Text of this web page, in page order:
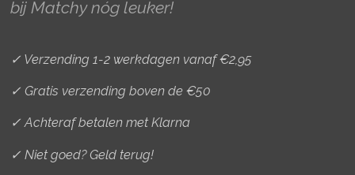
bij Matchy nóg leuker!
✓ Verzending 1-2 werkdagen vanaf €2,95
✓ Gratis verzending boven de €50
✓ Achteraf betalen met Klarna
✓ Niet goed? Geld terug!